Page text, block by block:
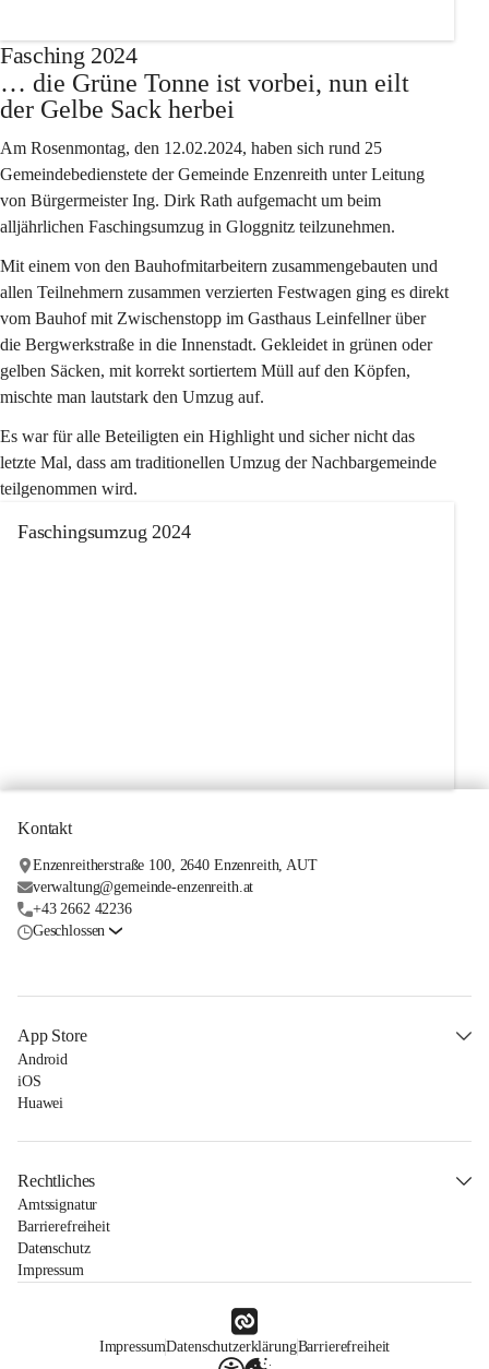
Fasching 2024
… die Grüne Tonne ist vorbei, nun eilt
der Gelbe Sack herbei
Am Rosenmontag, den 12.02.2024, haben sich rund 25
Gemeindebedienstete der Gemeinde Enzenreith unter Leitung
von Bürgermeister Ing. Dirk Rath aufgemacht um beim
alljährlichen Faschingsumzug in Gloggnitz teilzunehmen.
Mit einem von den Bauhofmitarbeitern zusammengebauten und
allen Teilnehmern zusammen verzierten Festwagen ging es direkt
vom Bauhof mit Zwischenstopp im Gasthaus Leinfellner über
die Bergwerkstraße in die Innenstadt. Gekleidet in grünen oder
gelben Säcken, mit korrekt sortiertem Müll auf den Köpfen,
mischte man lautstark den Umzug auf.
Es war für alle Beteiligten ein Highlight und sicher nicht das
letzte Mal, dass am traditionellen Umzug der Nachbargemeinde
teilgenommen wird.
Faschingsumzug 2024
Kontakt
Enzenreitherstraße 100, 2640 Enzenreith, AUT
verwaltung@gemeinde-enzenreith.at
+43 2662 42236
Geschlossen
App Store
Android
iOS
Huawei
Rechtliches
Amtssignatur
Barrierefreiheit
Datenschutz
Impressum
ImpressumDatenschutzerklärungBarrierefreiheit